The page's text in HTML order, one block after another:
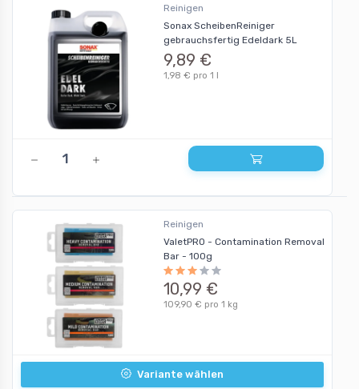
Reinigen
Sonax ScheibenReiniger
gebrauchsfertig Edeldark 5L
9,89 €
1,98 € pro 1 l
Reinigen
ValetPRO - Contamination Removal
Bar - 100g
10,99 €
109,90 € pro 1 kg
Variante wählen